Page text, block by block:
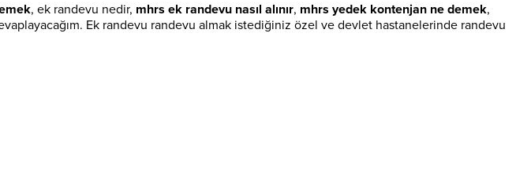
, ek randevu nedir, mhrs ek randevu nasıl alınır, mhrs yedek kontenjan ne demek,
Ek randevu randevu almak istediğiniz özel ve devlet hastanelerinde randevu